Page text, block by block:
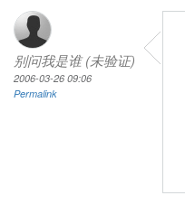
别问我是谁 (未验证)
2006-03-26 09:06
Permalink